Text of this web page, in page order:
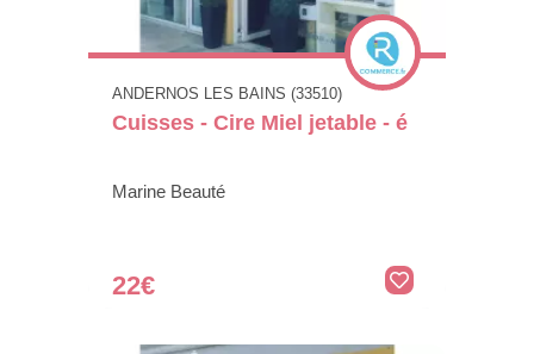
ANDERNOS LES BAINS (33510)
Cuisses - Cire Miel jetable - é
Marine Beauté
22€